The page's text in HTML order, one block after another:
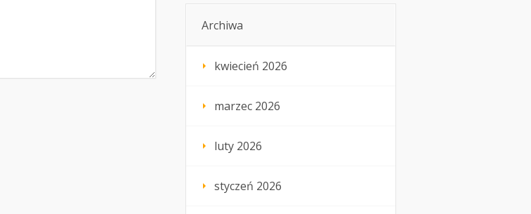
Archiwa
kwiecień 2026
marzec 2026
luty 2026
styczeń 2026